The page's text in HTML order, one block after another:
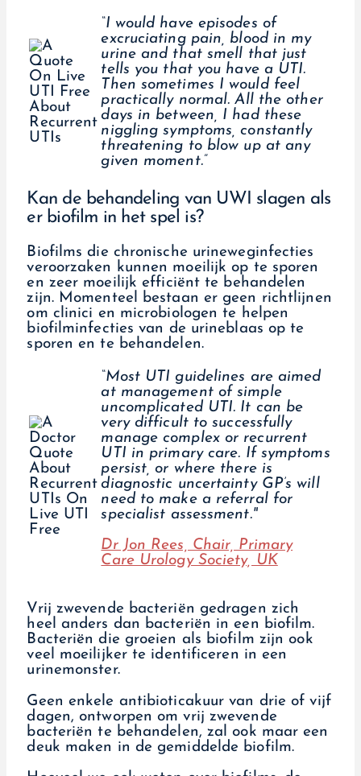
“I would have episodes of
excruciating pain, blood in my
urine and that smell that just
tells you that you have a UTI.
Then sometimes I would feel
practically normal. All the other
days in between, I had these
niggling symptoms, constantly
threatening to blow up at any
given moment.”
Kan de behandeling van UWI slagen als
er biofilm in het spel is?
Biofilms die chronische urineweginfecties
veroorzaken kunnen moeilijk op te sporen
en zeer moeilijk efficiënt te behandelen
zijn. Momenteel bestaan er geen richtlijnen
om clinici en microbiologen te helpen
biofilminfecties van de urineblaas op te
sporen en te behandelen.
“Most UTI guidelines are aimed
at management of simple
uncomplicated UTI. It can be
very difficult to successfully
manage complex or recurrent
UTI in primary care. If symptoms
persist, or where there is
diagnostic uncertainty GP’s will
need to make a referral for
specialist assessment."
Dr Jon Rees, Chair, Primary
Care Urology Society, UK
Vrij zwevende bacteriën gedragen zich
heel anders dan bacteriën in een biofilm.
Bacteriën die groeien als biofilm zijn ook
veel moeilijker te identificeren in een
urinemonster.
Geen enkele antibioticakuur van drie of vijf
dagen, ontworpen om vrij zwevende
bacteriën te behandelen, zal ook maar een
deuk maken in de gemiddelde biofilm.